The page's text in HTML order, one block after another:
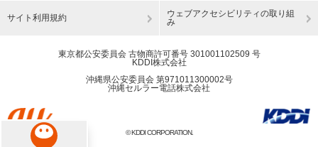
サイト利用規約
ウェブアクセシビリティの取り組
み
東京都公安委員会 古物商許可番号 301001102509 号
KDDI株式会社
沖縄県公安委員会 第971011300002号
沖縄セルラー電話株式会社
© KDDI CORPORATION.